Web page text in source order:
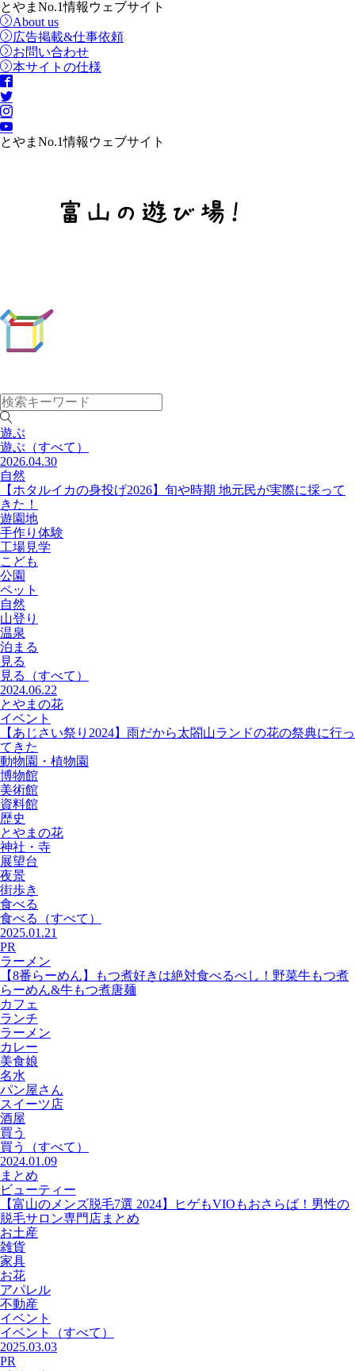
とやまNo.1情報ウェブサイト
About us
広告掲載&仕事依頼
お問い合わせ
本サイトの仕様
とやまNo.1情報ウェブサイト
遊ぶ
遊ぶ （すべて）
2026.04.30
自然
【ホタルイカの身投げ2026】旬や時期 地元民が実際に採って
きた！
遊園地
手作り体験
工場見学
こども
公園
ペット
自然
山登り
温泉
泊まる
見る
見る
（すべて）
2024.06.22
とやまの花
イベント
【あじさい祭り2024】雨だから太閤山ランドの花の祭典に行っ
てきた
動物園・植物園
博物館
美術館
資料館
歴史
とやまの花
神社・寺
展望台
夜景
街歩き
食べる
食べる
（すべて）
2025.01.21
PR
ラーメン
【8番らーめん】もつ煮好きは絶対食べるべし！野菜牛もつ煮
らーめん&牛もつ煮唐麺
カフェ
ランチ
ラーメン
カレー
美食娘
名水
パン屋さん
スイーツ店
酒屋
買う
買う
（すべて）
2024.01.09
まとめ
ビューティー
【富山のメンズ脱毛7選 2024】ヒゲもVIOもおさらば！男性の
脱毛サロン専門店まとめ
お土産
雑貨
家具
お花
アパレル
不動産
イベント
イベント
（すべて）
2025.03.03
PR